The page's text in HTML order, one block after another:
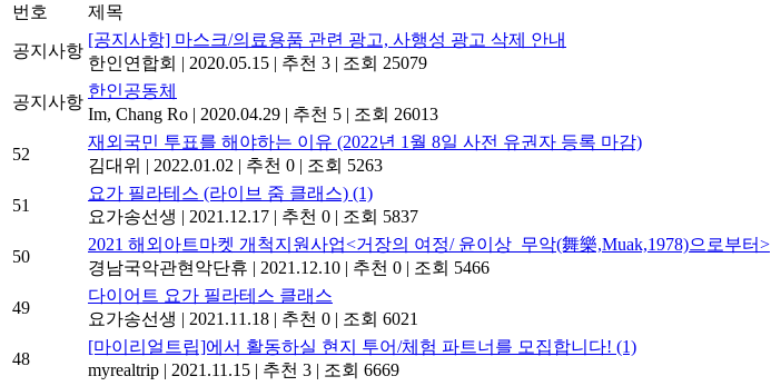
번호 제목
공지사항
[공지사항] 마스크/의료용품 관련 광고, 사행성 광고 삭제 안내
한인연합회 | 2020.05.15 | 추천 3 | 조회 25079
공지사항
한인공동체
Im, Chang Ro | 2020.04.29 | 추천 5 | 조회 26013
52
재외국민 투표를 해야하는 이유 (2022년 1월 8일 사전 유권자 등록 마감)
김대위 | 2022.01.02 | 추천 0 | 조회 5263
51
요가 필라테스 (라이브 줌 클래스) (1)
요가송선생 | 2021.12.17 | 추천 0 | 조회 5837
50
2021 해외아트마켓 개척지원사업<거장의 여정/ 윤이상_무악(舞樂,Muak,1978)으로부터>
경남국악관현악단휴 | 2021.12.10 | 추천 0 | 조회 5466
49
다이어트 요가 필라테스 클래스
요가송선생 | 2021.11.18 | 추천 0 | 조회 6021
48
[마이리얼트립]에서 활동하실 현지 투어/체험 파트너를 모집합니다! (1)
myrealtrip | 2021.11.15 | 추천 3 | 조회 6669